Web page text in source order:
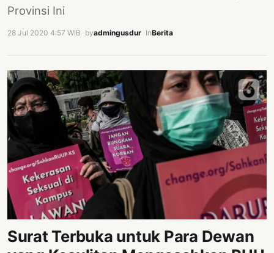
Provinsi Ini
28 Jul 2020 4:57 WIB byadmingusdur InBerita
Surat Terbuka untuk Para Dewan